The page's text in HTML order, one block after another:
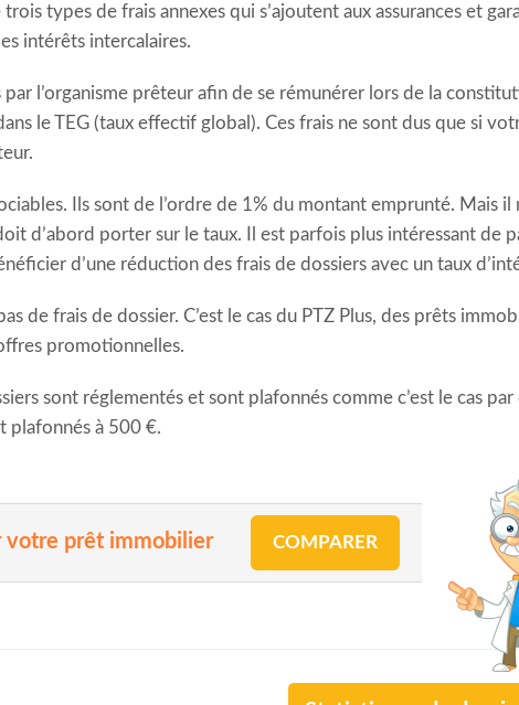
types de frais annexes qui s’ajoutent aux assurances et
intérêts intercalaires.
l’organisme prêteur afin de se rémunérer lors de la
le TEG (taux effectif global). Ces frais ne sont dus que si
Ils sont de l’ordre de 1% du montant emprunté. Mais
d’abord porter sur le taux. Il est parfois plus intéressant de
d’une réduction des frais de dossiers avec un taux
de frais de dossier. C’est le cas du PTZ Plus, des prêts
promotionnelles.
sont réglementés et sont plafonnés comme c’est le cas
plafonnés à 500 €.
votre prêt immobilier COMPARER